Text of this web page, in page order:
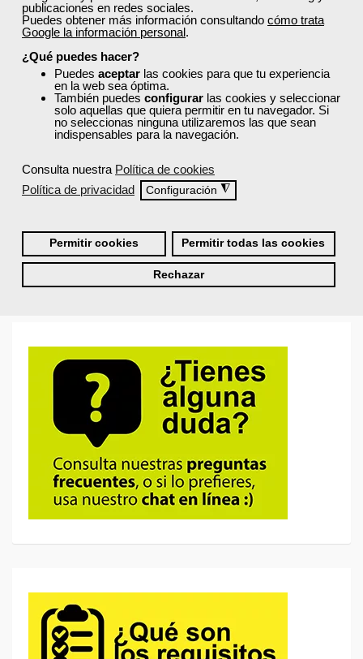
publicaciones en redes sociales.
Puedes obtener más información consultando cómo trata
Google la información personal.
¿Qué puedes hacer?
Puedes aceptar las cookies para que tu experiencia
en la web sea óptima.
También puedes configurar las cookies y seleccionar
solo aquellas que quiera permitir en tu navegador. Si
no seleccionas ninguna utilizaremos las que sean
indispensables para la navegación.
Consulta nuestra Política de cookies
Política de privacidad
Configuración ◮
Permitir cookies Permitir todas las cookies
Rechazar
tu sector profesional y tus preferencias formativas. Si ya
estás registrado, inicia sesión a continuación y filtra tu
búsqueda para encontrar los cursos que se ajusten a tu
perfil.
Recordarme
¿No recuerdas tu nombre de usuario o contraseña?